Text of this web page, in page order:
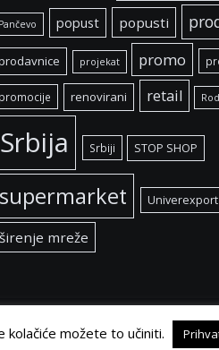
Pančevo popust popusti
projekat promo
promocije renovirani retail
Srbija Srbiji STOP SHOP
supermarket Univerexport
širenje mreže
kolačiće možete to učiniti.